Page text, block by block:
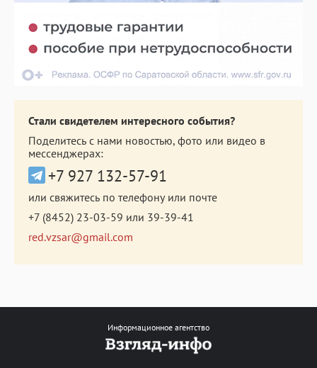
Стали свидетелем интересного события?
Поделитесь с нами новостью, фото или видео в
мессенджерах:
+7 927 132-57-91
или свяжитесь по телефону или почте
+7 (8452) 23-03-59 или 39-39-41
red.vzsar@gmail.com
Информационное агентство